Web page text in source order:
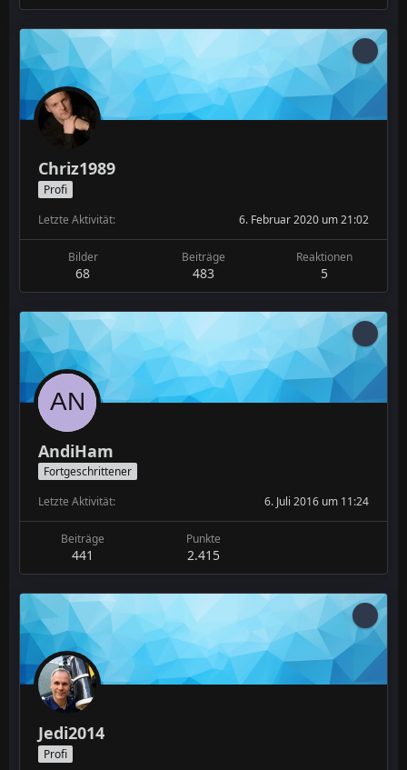
Chriz1989
Profi
Letzte Aktivität
6. Februar 2020 um 21:02
Bilder
68
Beiträge
483
Reaktionen
5
AndiHam
Fortgeschrittener
Letzte Aktivität
6. Juli 2016 um 11:24
Beiträge
441
Punkte
2.415
Jedi2014
Profi